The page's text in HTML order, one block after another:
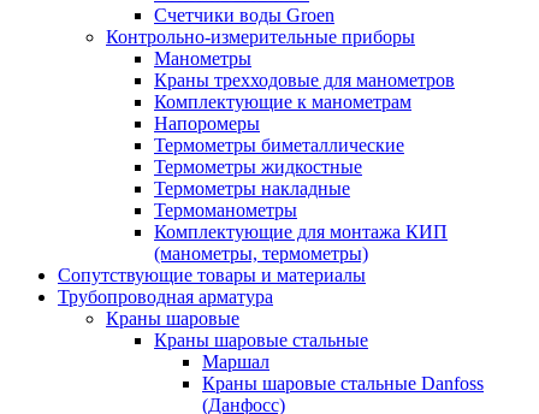
Счетчики воды Groen
Контрольно-измерительные приборы
Манометры
Краны трехходовые для манометров
Комплектующие к манометрам
Напоромеры
Термометры биметаллические
Термометры жидкостные
Термометры накладные
Термоманометры
Комплектующие для монтажа КИП
(манометры, термометры)
Сопутствующие товары и материалы
Трубопроводная арматура
Краны шаровые
Краны шаровые стальные
Маршал
Краны шаровые стальные Danfoss
(Данфосс)